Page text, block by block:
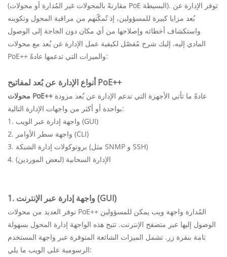
(مقارنةً بالمحولات غير المُدارة أو محولات PoE البسيطة). توفر الإدارة عن
بُعد مزايا كبيرة للمسؤولين، إذ تُمكّنهم من مراقبة المحول وتكوينه
واستكشاف أخطائه وإصلاحها من أي مكان دون الحاجة إلى الوصول
المادي إليه. إليك شرح مُفصّل لكيفية عمل الإدارة عن بُعد مع محولات
PoE++ والميزات التي تدعمها عادةً:
أنواع الإدارة عن بُعد لمفاتيح PoE++
محولات PoE++
بواحدة أو أكثر من واجهات الإدارة التالية:
1. واجهة إدارة عبر الويب (GUI)
2. واجهة سطر الأوامر (CLI)
3. بروتوكولات إدارة الشبكة (مثل SNMP و SSH)
4. الإدارة السحابية (لبعض الموردين)
1. واجهة إدارة عبر الإنترنت (GUI)
توفر العديد من محولات PoE++ المُدارة واجهة ويب يمكن للمسؤولين
الوصول إليها عبر متصفح الإنترنت. تتيح هذه الواجهة إدارة المحول بسهولة
تامة بنقرة زر. تشمل الميزات الشائعة المتوفرة عبر واجهة المستخدم
الرسومية على الويب ما يلي: